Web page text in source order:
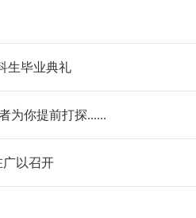
生毕业典礼
为你提前打探......
广以召开